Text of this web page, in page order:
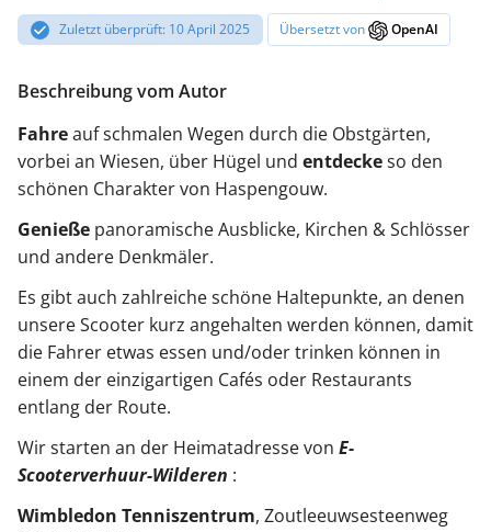
Zuletzt überprüft: 10 April 2025 Übersetzt von OpenAI
Beschreibung vom Autor
Fahreauf schmalen Wegen durch die Obstgärten,
vorbei an Wiesen, über Hügel und entdeckeso den
schönen Charakter von Haspengouw.
Genieße panoramische Ausblicke, Kirchen & Schlösser
und andere Denkmäler.
Es gibt auch zahlreiche schöne Haltepunkte, an denen
unsere Scooter kurz angehalten werden können, damit
die Fahrer etwas essen und/oder trinken können in
einem der einzigartigen Cafés oder Restaurants
entlang der Route.
Wir starten an der Heimatadresse von E-
Scooterverhuur-Wilderen :
Wimbledon Tenniszentrum, Zoutleeuwsesteenweg